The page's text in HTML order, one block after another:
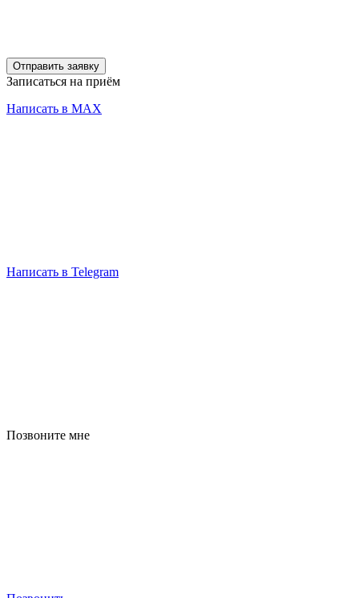
Отправить заявку
Записаться на приём
Написать в MAX
Написать в Telegram
Позвоните мне